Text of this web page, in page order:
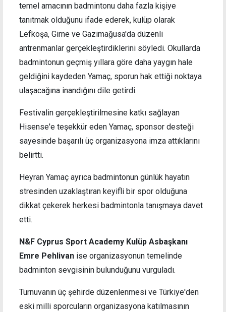
temel amacının badmintonu daha fazla kişiye
tanıtmak olduğunu ifade ederek, kulüp olarak
Lefkoşa, Girne ve Gazimağusa'da düzenli
antrenmanlar gerçekleştirdiklerini söyledi. Okullarda
badmintonun geçmiş yıllara göre daha yaygın hale
geldiğini kaydeden Yamaç, sporun hak ettiği noktaya
ulaşacağına inandığını dile getirdi.
Festivalin gerçekleştirilmesine katkı sağlayan
Hisense'e teşekkür eden Yamaç, sponsor desteği
sayesinde başarılı üç organizasyona imza attıklarını
belirtti.
Heyran Yamaç ayrıca badmintonun günlük hayatın
stresinden uzaklaştıran keyifli bir spor olduğuna
dikkat çekerek herkesi badmintonla tanışmaya davet
etti.
N&F Cyprus Sport Academy Kulüp Asbaşkanı
Emre Pehlivan ise organizasyonun temelinde
badminton sevgisinin bulunduğunu vurguladı.
Turnuvanın üç şehirde düzenlenmesi ve Türkiye'den
eski milli sporcuların organizasyona katılmasının